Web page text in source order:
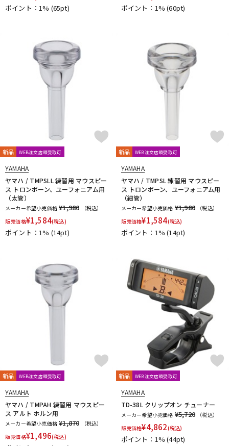
ポイント：1% (65pt) ポイント：1%(60pt)
新品 WEB注文店頭受取可
YAMAHA
ヤマハ / TMPSLL 練習用 マウスピー
ス トロンボーン、ユーフォニアム用
（太管）
メーカー希望小売価格 ¥1,980
（税込）
販売価格¥1,584(税込)
ポイント：1% (14pt)
新品 WEB注文店頭受取可
YAMAHA
ヤマハ / TMPSL 練習用 マウスピー
ス トロンボーン、ユーフォニアム用
（細管）
メーカー希望小売価格 ¥1,980
（税込）
販売価格¥1,584(税込)
ポイント：1%(14pt)
新品 WEB注文店頭受取可
YAMAHA
ヤマハ / TMPAH 練習用 マウスピー
ス アルト ホルン用
メーカー希望小売価格 ¥1,870
（税込）
販売価格¥1,496(税込)
新品 WEB注文店頭受取可
YAMAHA
TD-38L クリップオン チューナー
メーカー希望小売価格 ¥5,720
（税込）
販売価格¥4,862(税込)
ポイント：1%(44pt)